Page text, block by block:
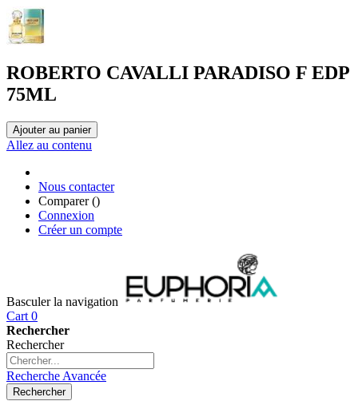
ROBERTO CAVALLI PARADISO F EDP
75ML
Ajouter au panier
Allez au contenu
Nous contacter
Comparer ()
Connexion
Créer un compte
Basculer la navigation
Cart 0
Rechercher
Rechercher
Recherche Avancée
Rechercher